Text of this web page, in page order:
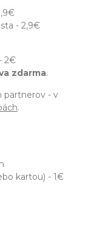
- 2,9€
2€
zdarma.
partnerov - v
.
kartou) - 1€